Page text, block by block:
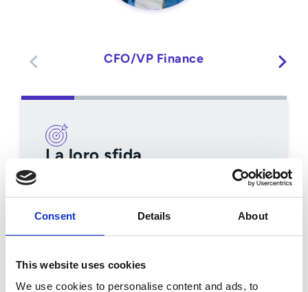
Consent Details About
This website uses cookies
We use cookies to personalise content and ads, to
CFO/VP Finance
La loro sfida
Sistemi frammentati rendono difficile
cassa, rischio e performance.
Come aiuta Esker